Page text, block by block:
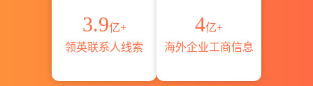
3.9亿+
领英联系人线索
4亿+
海外企业工商信息